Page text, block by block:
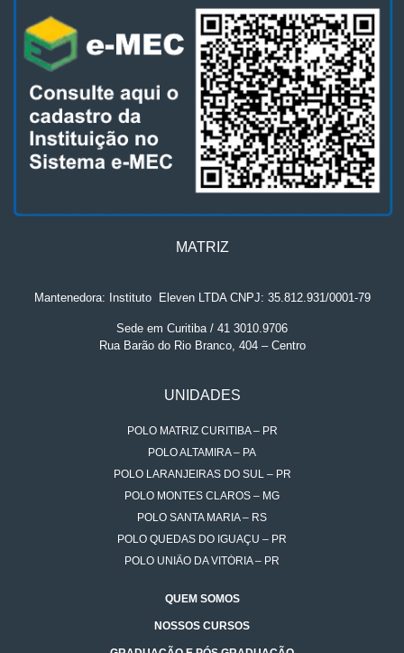
MATRIZ
Mantenedora: Instituto. Eleven LTDA CNPJ: 35.812.931/0001-79
Sede em Curitiba / 41 3010.9706
Rua Barão do Rio Branco, 404 – Centro
UNIDADES
POLO MATRIZ CURITIBA – PR
POLO ALTAMIRA – PA
POLO LARANJEIRAS DO SUL – PR
POLO MONTES CLAROS – MG
POLO SANTA MARIA – RS
POLO QUEDAS DO IGUAÇU – PR
POLO UNIÃO DA VITÓRIA – PR
QUEM SOMOS
NOSSOS CURSOS